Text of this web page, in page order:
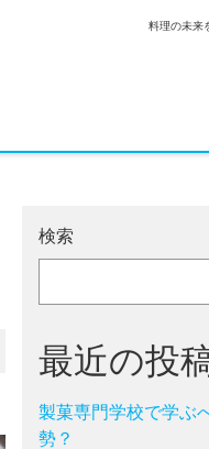
料理の未来
検索
最近の投
製菓専門学校で学ぶ
勢？